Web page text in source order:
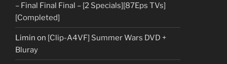
– Final Final Final – [2 Specials][87Eps TVs]
[Completed]
Limin on [Clip-A4VF] Summer Wars DVD +
Bluray